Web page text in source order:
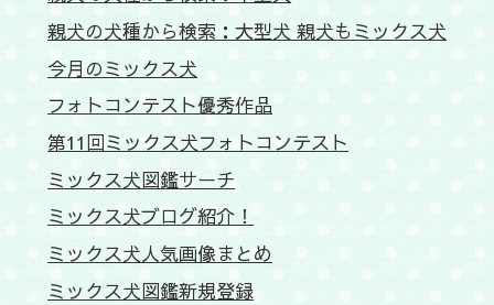
親犬の犬種から検索：大型犬 親犬もミックス犬
今月のミックス犬
フォトコンテスト優秀作品
第11回ミックス犬フォトコンテスト
ミックス犬図鑑サーチ
ミックス犬ブログ紹介！
ミックス犬人気画像まとめ
ミックス犬図鑑新規登録